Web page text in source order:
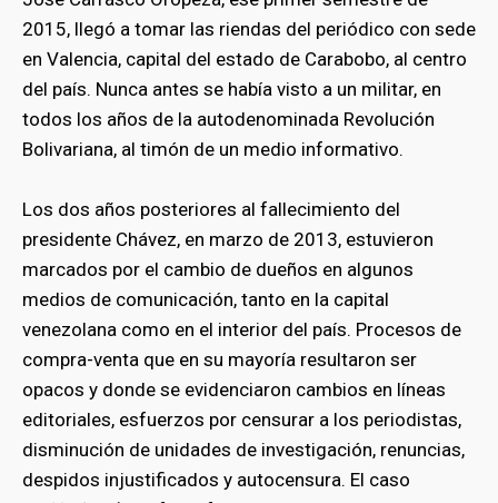
2015, llegó a tomar las riendas del periódico con sede
en Valencia, capital del estado de Carabobo, al centro
del país. Nunca antes se había visto a un militar, en
todos los años de la autodenominada Revolución
Bolivariana, al timón de un medio informativo.
Los dos años posteriores al fallecimiento del
presidente Chávez, en marzo de 2013, estuvieron
marcados por el cambio de dueños en algunos
medios de comunicación, tanto en la capital
venezolana como en el interior del país. Procesos de
compra-venta que en su mayoría resultaron ser
opacos y donde se evidenciaron cambios en líneas
editoriales, esfuerzos por censurar a los periodistas,
disminución de unidades de investigación, renuncias,
despidos injustificados y autocensura. El caso